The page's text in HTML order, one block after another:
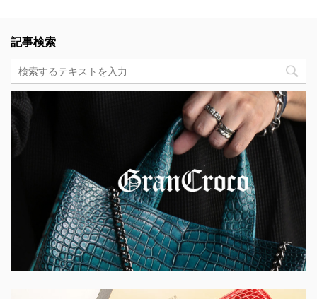
記事検索